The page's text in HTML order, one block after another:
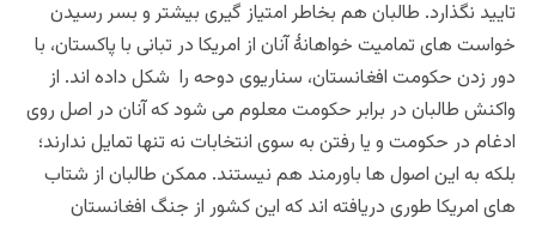
تایید نگذارد. طالبان هم بخاطر امتیاز گیری بیشتر و بسر رسیدن
خواست های تمامیت خواهانۀ آنان از امریکا در تبانی با پاکستان، با
دور زدن حکومت افغانستان، سناریوی دوحه را شکل داده اند. از
واکنش طالبان در برابر حکومت معلوم می شود که آنان در اصل روی
ادغام در حکومت و یا رفتن به سوی انتخابات نه تنها تمایل ندارند؛
بلکه به این اصول ها باورمند هم نیستند. ممکن طالبان از شتاب
های امریکا طوری دریافته اند که این کشور از جنگ افغانستان